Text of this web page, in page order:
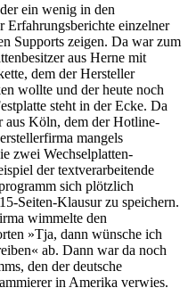
ein wenig in den
einzelner
Supports zeigen. Da war zum
aus Herne mit
dem der Hersteller
wollte und der heute noch
steht in der Ecke. Da
aus Köln, dem der Hotline-
mangels
zwei Wechselplatten-
der textverarbeitende
sich plötzlich
Seiten-Klausur zu speichern.
wimmelte den
»Tja, dann wünsche ich
ab. Dann war da noch
den der deutsche
in Amerika verwies.